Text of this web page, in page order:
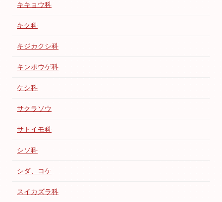
キキョウ科
キク科
キジカクシ科
キンポウゲ科
ケシ科
サクラソウ
サトイモ科
シソ科
シダ、コケ
スイカズラ科